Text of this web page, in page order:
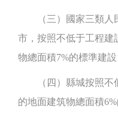
（三）國家三類人民
市，按照不低于工程
物總面積7%的標準建設
（四）縣城按照不
的地面建筑物總面積6%